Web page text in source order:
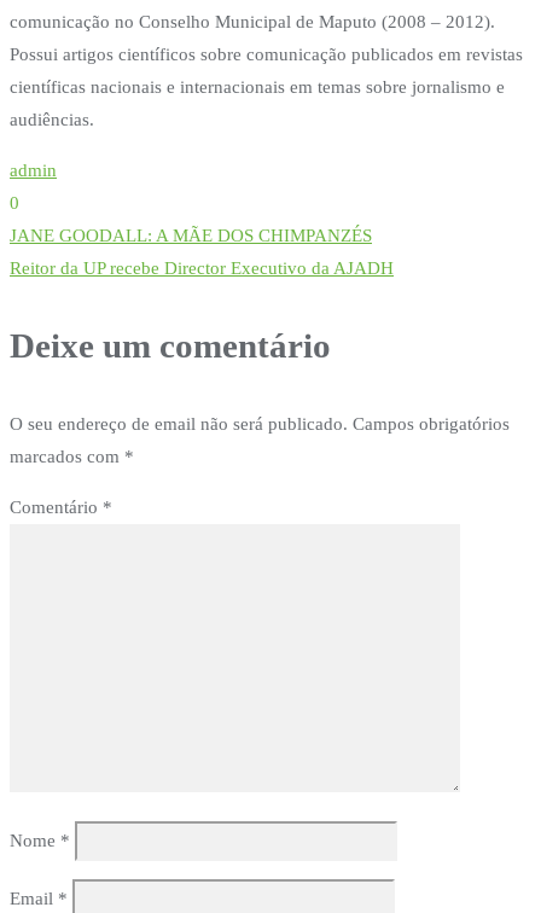
comunicação no Conselho Municipal de Maputo (2008 – 2012).
Possui artigos científicos sobre comunicação publicados em revistas
científicas nacionais e internacionais em temas sobre jornalismo e
audiências.
admin
0
Navegação
de
artigos
JANE GOODALL: A MÃE DOS CHIMPANZÉS
Reitor da UP recebe Director Executivo da AJADH
Deixe um comentário
O seu endereço de email não será publicado. Campos obrigatórios
marcados com *
Comentário *
Nome *
Email *